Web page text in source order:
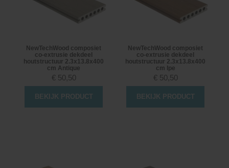
NewTechWood composiet
co-extrusie dekdeel
houtstructuur 2.3x13.8x400
cm Antique
€ 50,50
BEKIJK PRODUCT
NewTechWood composiet
co-extrusie dekdeel
houtstructuur 2.3x13.8x400
cm Ipe
€ 50,50
BEKIJK PRODUCT